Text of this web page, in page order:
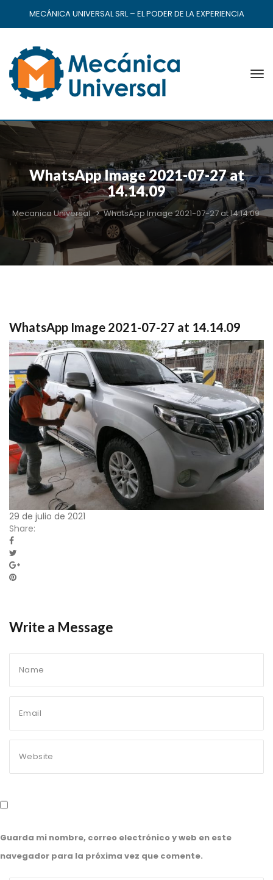
MECÁNICA UNIVERSAL SRL – EL PODER DE LA EXPERIENCIA
WhatsApp Image 2021-07-27 at
14.14.09
Mecanica Universal >WhatsApp Image 2021-07-27 at 14.14.09
WhatsApp Image 2021-07-27 at 14.14.09
29 de julio de 2021
Share:
Write a Message
Guarda mi nombre, correo electrónico y web en este
navegador para la próxima vez que comente.